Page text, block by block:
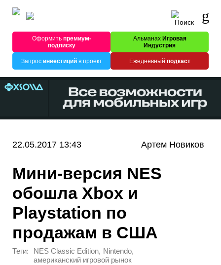
Оформитьпремиум-
подписку
Альманах Игровая
Индустрия
Запрос инвестицийв проект Ежедневный подкаст
22.05.2017 13:43 Артем Новиков
Мини-версия NES
обошла Xbox и
Playstation по
продажам в США
Теги: NES Classic Edition, Nintendo,
американский игровой рынок